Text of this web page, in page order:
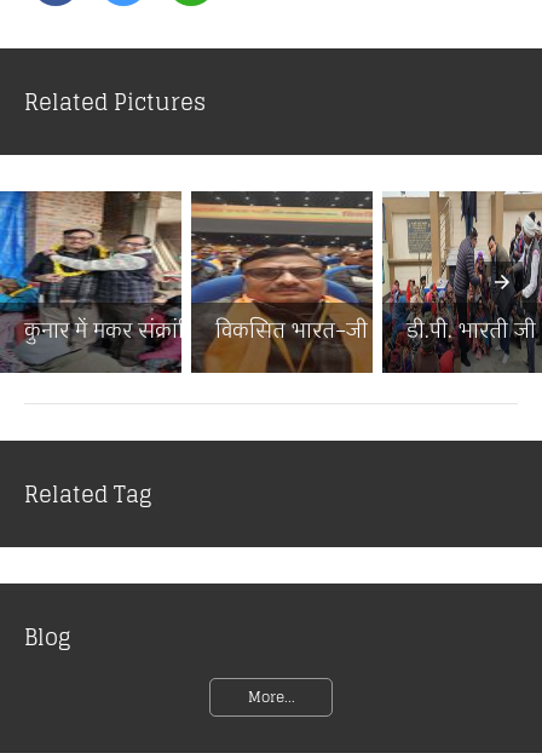
Related Pictures
कुनार में मकर संक्रांति पर...विकसित भारत–जी राम जी जनज...
डी.पी. भारती
Related Tag
Blog
More...